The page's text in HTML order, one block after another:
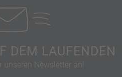
DEM LAUFENDEN
Newsletter an!